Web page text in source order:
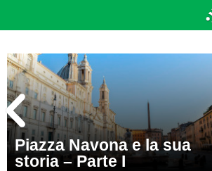
Piazza Navona e la sua
storia – Parte I